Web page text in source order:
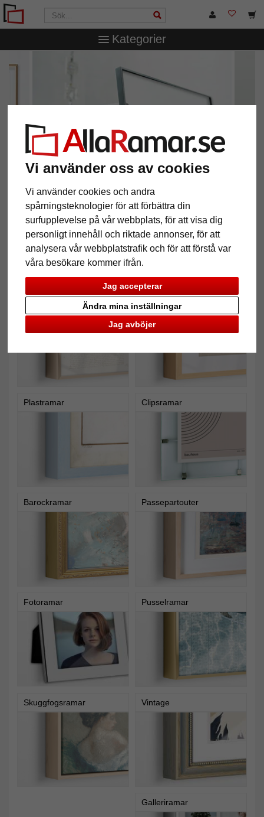
Vi använder oss av cookies
Vi använder cookies och andra
spårningsteknologier för att förbättra din
surfupplevelse på vår webbplats, för att visa dig
personligt innehåll och riktade annonser, för att
analysera vår webbplatstrafik och för att förstå var
våra besökare kommer ifrån.
Jag accepterar
Jag avböjer
Ändra mina inställningar
Kategorier
Design och kvalitet
aluminiumramar från Nielsen Design
Aluminiumramar Träramar
Plastramar Clipsramar
Barockramar Passepartouter
Fotoramar Pusselramar
Skuggfogsramar Vintage
Galleriramar